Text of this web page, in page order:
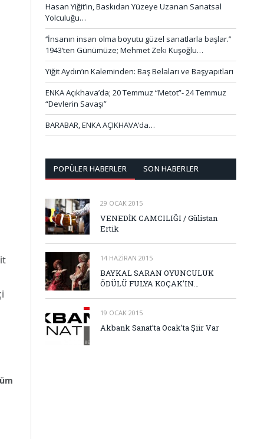
Hasan Yiğit’in, Baskıdan Yüzeye Uzanan Sanatsal
Yolculuğu…
‘’İnsanın insan olma boyutu güzel sanatlarla başlar.’’
1943’ten Günümüze; Mehmet Zeki Kuşoğlu…
Yiğit Aydın’ın Kaleminden: Baş Belaları ve Başyapıtları
ENKA Açıkhava’da; 20 Temmuz “Metot”- 24 Temmuz
“Devlerin Savaşı”
BARABAR, ENKA AÇIKHAVA’da…
POPÜLER HABERLER SON HABERLER
29 OCAK 2015
VENEDİK CAMCILIĞI / Gülistan
Ertik
14 HAZIRAN 2015
BAYKAL SARAN OYUNCULUK
ÖDÜLÜ FULYA KOÇAK’IN…
19 OCAK 2015
Akbank Sanat’ta Ocak’ta Şiir Var